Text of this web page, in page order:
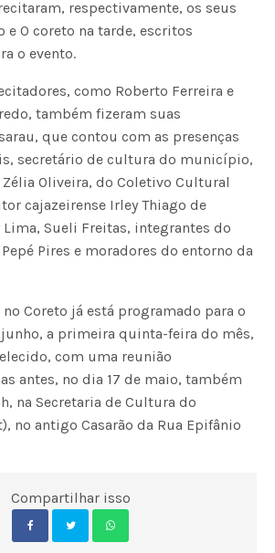
respectivamente, os seus
e O coreto na tarde, escritos
o evento.
como Roberto Ferreira e
também fizeram suas
que contou com as presenças
secretário de cultura do município,
Zélia Oliveira, do Coletivo Cultural
cajazeirense Irley Thiago de
Sueli Freitas, integrantes do
Pires e moradores do entorno da
Coreto já está programado para o
a primeira quinta-feira do mês,
com uma reunião
antes, no dia 17 de maio, também
na Secretaria de Cultura do
no antigo Casarão da Rua Epifânio
Compartilhar isso